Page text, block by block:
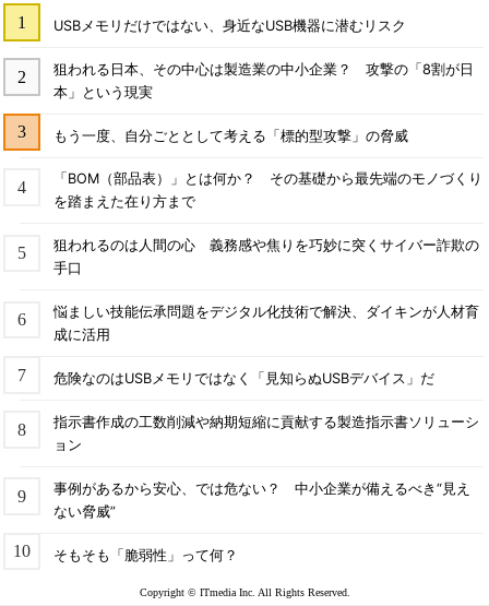
USBメモリだけではない、身近なUSB機器に潜むリスク
狙われる日本、その中心は製造業の中小企業？ 攻撃の「8割が日
本」という現実
もう一度、自分ごととして考える「標的型攻撃」の脅威
「BOM（部品表）」とは何か？ その基礎から最先端のモノづくり
を踏まえた在り方まで
狙われるのは人間の心 義務感や焦りを巧妙に突くサイバー詐欺の
手口
悩ましい技能伝承問題をデジタル化技術で解決、ダイキンが人材育
成に活用
危険なのはUSBメモリではなく「見知らぬUSBデバイス」だ
指示書作成の工数削減や納期短縮に貢献する製造指示書ソリューシ
ョン
事例があるから安心、では危ない？ 中小企業が備えるべき“見え
ない脅威”
そもそも「脆弱性」って何？
Copyright © ITmedia Inc. All Rights Reserved.